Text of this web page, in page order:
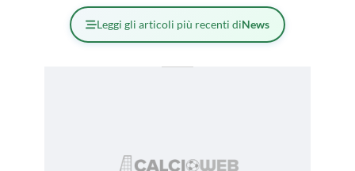
Leggi gli articoli più recenti diNews